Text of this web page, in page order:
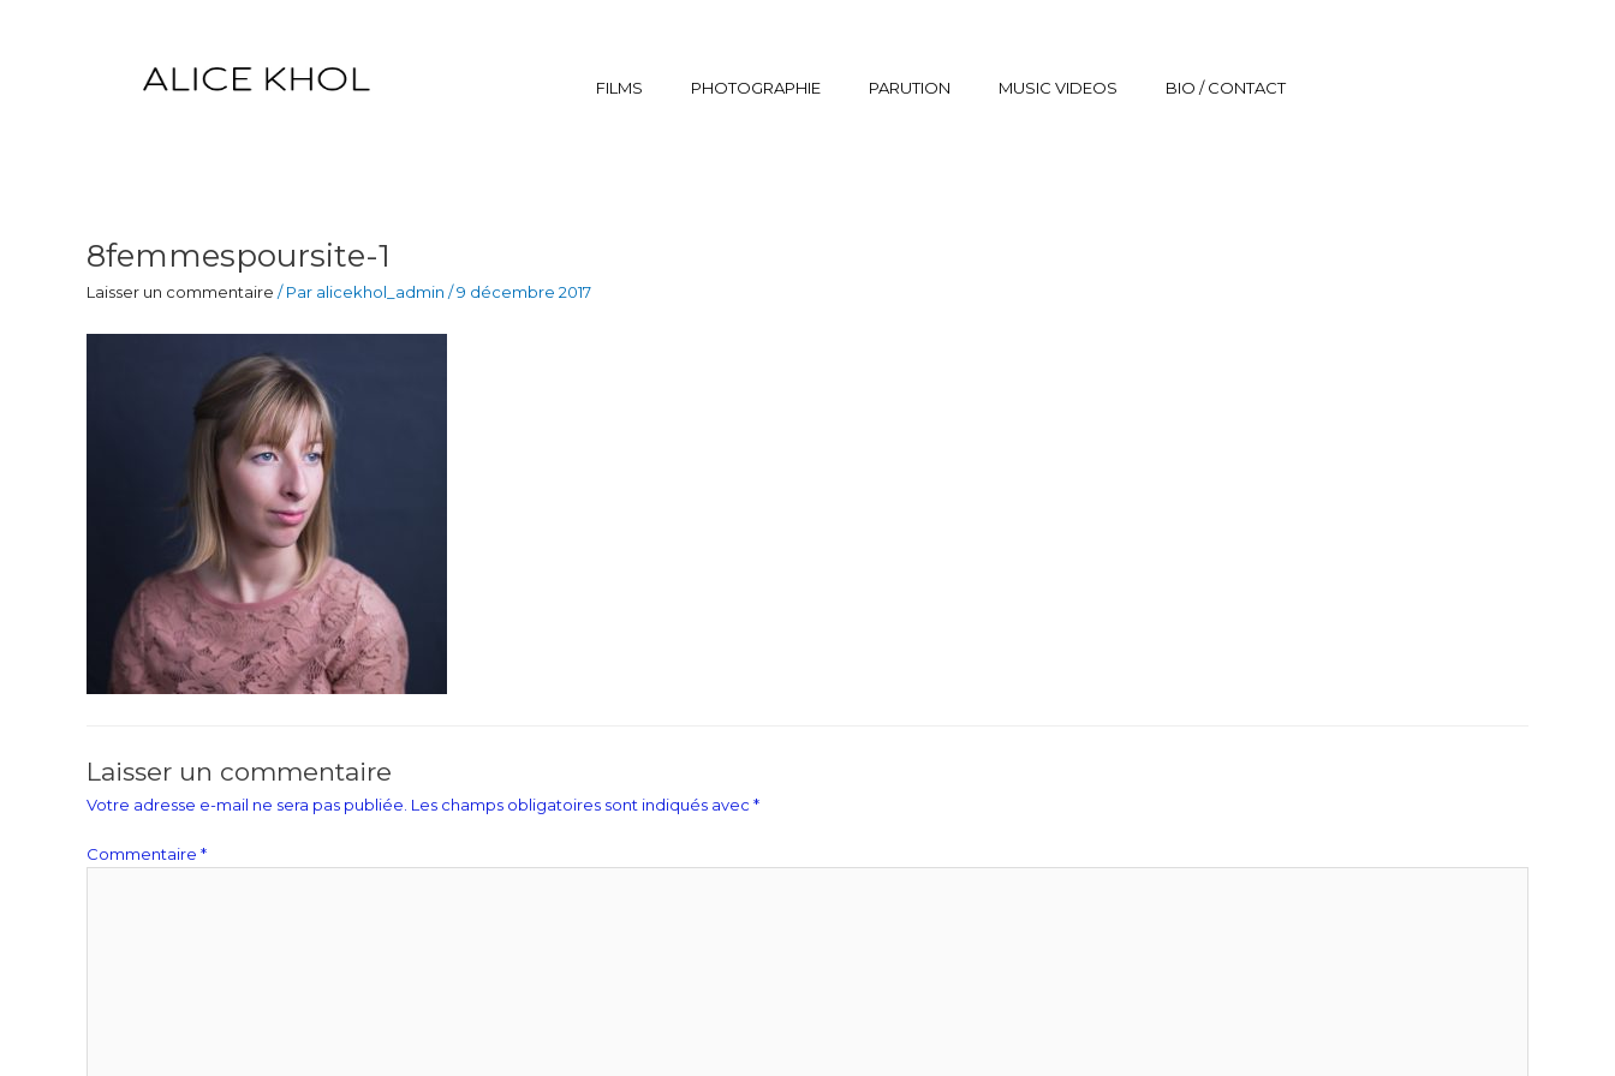
FILMS
PHOTOGRAPHIE PARUTION MUSIC VIDEOS BIO / CONTACT
8femmespoursite-1
Laisser un commentaire / Par alicekhol_admin /9 décembre 2017
Laisser un commentaire
Votre adresse e-mail ne sera pas publiée. Les champs obligatoires sont indiqués avec *
Commentaire *